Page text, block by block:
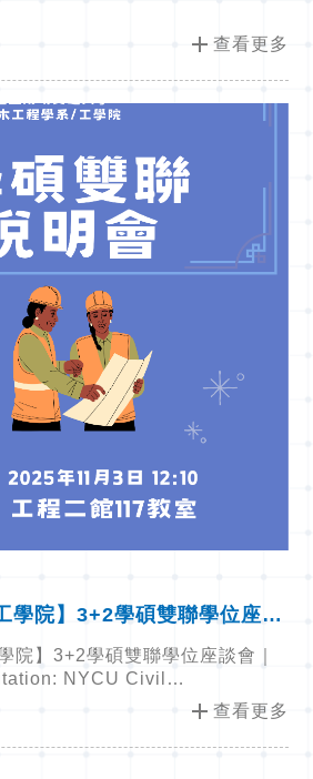
add 查看更多
學院】3+2學碩雙聯學位座談
院】3+2學碩雙聯學位座談會｜
NYCU Civil
of Engineering 3+2 Dual
add 查看更多